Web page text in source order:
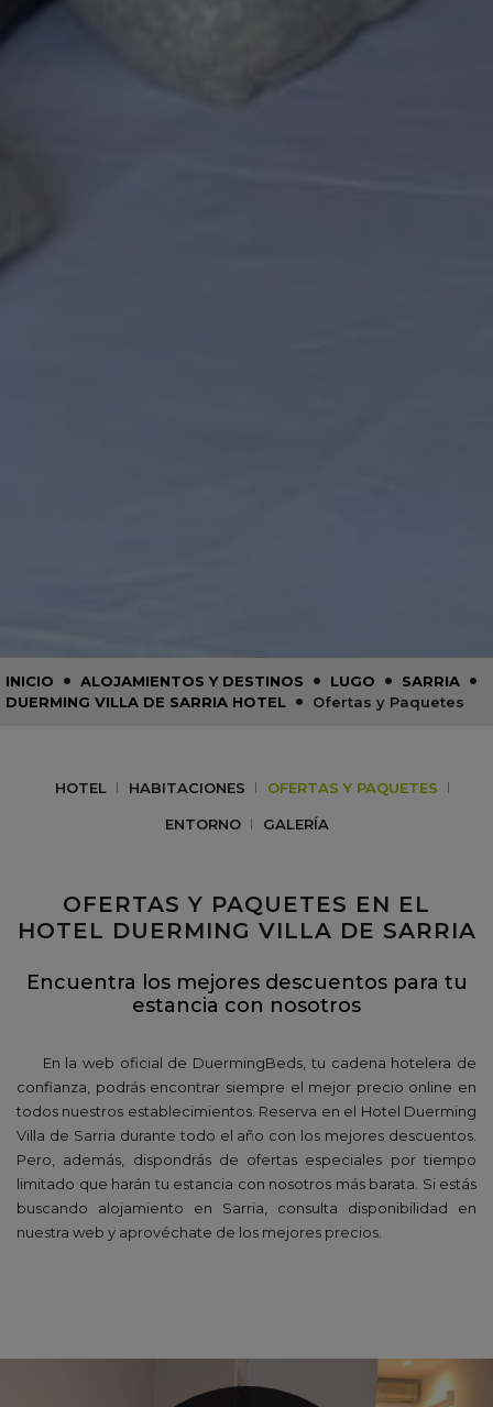
RESERVA YA CON TU ESTANCIA TU PLAN FAVORITO
INICIO • ALOJAMIENTOS Y DESTINOS • LUGO • SARRIA •
DUERMING VILLA DE SARRIA HOTEL • Ofertas y Paquetes
HOTEL HABITACIONES OFERTAS Y PAQUETES
ENTORNO GALERÍA
OFERTAS Y PAQUETES EN EL
HOTEL DUERMING VILLA DE SARRIA
Encuentra los mejores descuentos para tu
estancia con nosotros
En la web oficial de DuermingBeds, tu cadena hotelera de
confianza, podrás encontrar siempre el mejor precio online en
todos nuestros establecimientos. Reserva en el Hotel Duerming
Villa de Sarria durante todo el año con los mejores descuentos.
Pero, además, dispondrás de ofertas especiales por tiempo
limitado que harán tu estancia con nosotros más barata. Si estás
buscando alojamiento en Sarria, consulta disponibilidad en
nuestra web y aprovéchate de los mejores precios.